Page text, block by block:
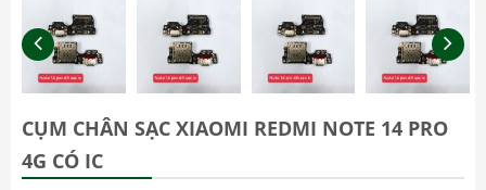
CỤM CHÂN SẠC XIAOMI REDMI NOTE 14 PRO
4G CÓ IC